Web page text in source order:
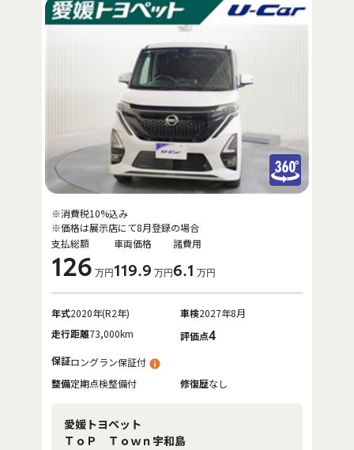
支払総額
126 万円
車両価格
119.9 万円
諸費用
6.1 万円
※消費税10%込み
※価格は展示店にて8月登録の場合
年式2020年(R2年) 車検2027年8月
走行距離73,000km 評価点4
保証ロングラン保証付
整備定期点検整備付 修復歴なし
愛媛トヨペット
ＴｏＰ Ｔｏｗｎ宇和島